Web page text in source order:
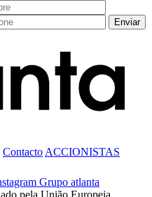
Enviar
Contacto ACCIONISTAS